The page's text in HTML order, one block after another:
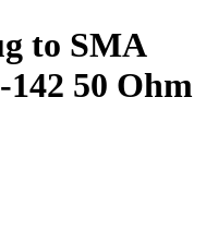
to SMA
50 Ohm